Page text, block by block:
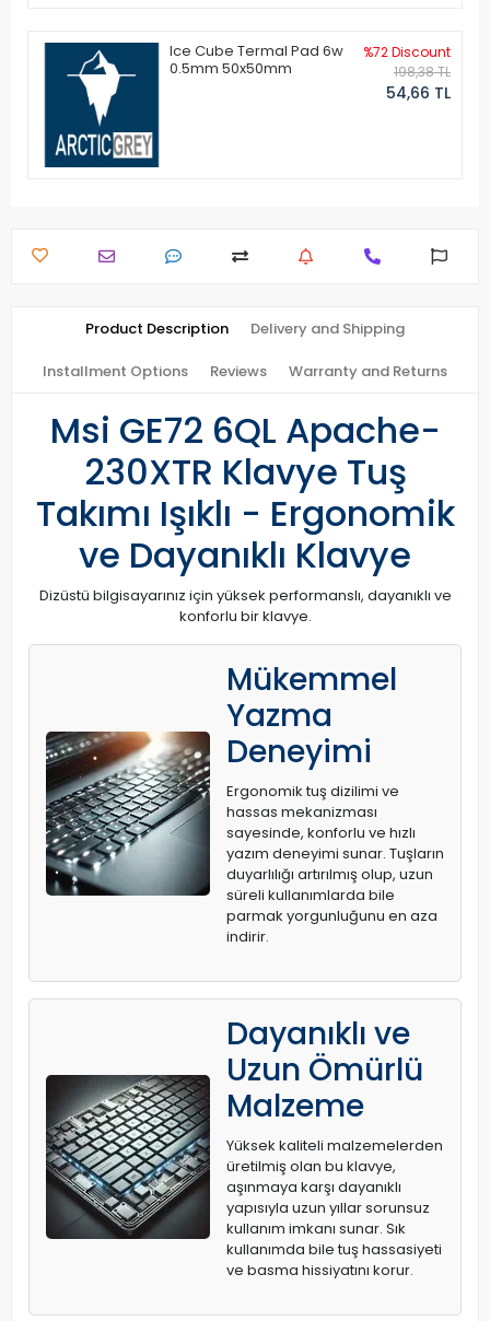
Ice Cube Termal Pad 6w
0.5mm 50x50mm
%72 Discount
198,38 TL
54,66 TL
Product Description Delivery and Shipping
Installment Options Reviews Warranty and Returns
Msi GE72 6QL Apache-
230XTR Klavye Tuş
Takımı Işıklı - Ergonomik
ve Dayanıklı Klavye
Dizüstü bilgisayarınız için yüksek performanslı, dayanıklı ve
konforlu bir klavye.
Mükemmel
Yazma
Deneyimi
Ergonomik tuş dizilimi ve
hassas mekanizması
sayesinde, konforlu ve hızlı
yazım deneyimi sunar. Tuşların
duyarlılığı artırılmış olup, uzun
süreli kullanımlarda bile
parmak yorgunluğunu en aza
indirir.
Dayanıklı ve
Uzun Ömürlü
Malzeme
Yüksek kaliteli malzemelerden
üretilmiş olan bu klavye,
aşınmaya karşı dayanıklı
yapısıyla uzun yıllar sorunsuz
kullanım imkanı sunar. Sık
kullanımda bile tuş hassasiyeti
ve basma hissiyatını korur.